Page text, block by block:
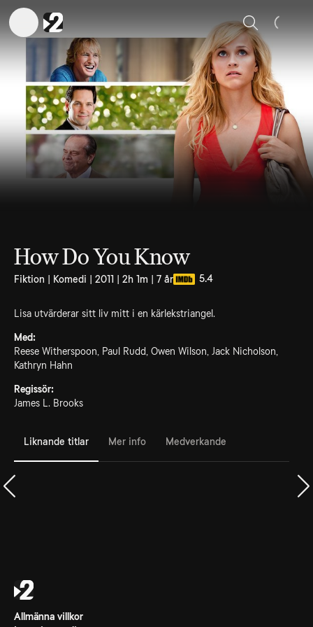
Sök
How Do You Know
Fiktion | Komedi | 2011 | 2h 1m | 7 år 5.4
Lisa utvärderar sitt liv mitt i en kärlekstriangel.
Med:
Reese Witherspoon, Paul Rudd, Owen Wilson, Jack Nicholson,
Kathryn Hahn
Regissör:
James L. Brooks
Liknande titlar Mer info Medverkande
Allmänna villkor